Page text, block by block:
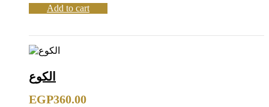
Add to cart
الكوع
EGP360.00